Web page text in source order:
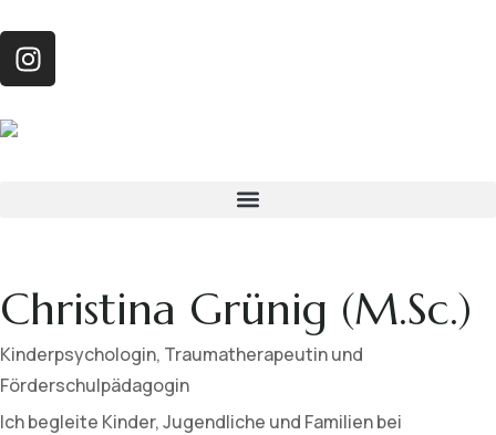
Christina Grünig (M.Sc.)
Kinderpsychologin, Traumatherapeutin und
Förderschulpädagogin
Ich begleite Kinder, Jugendliche und Familien bei